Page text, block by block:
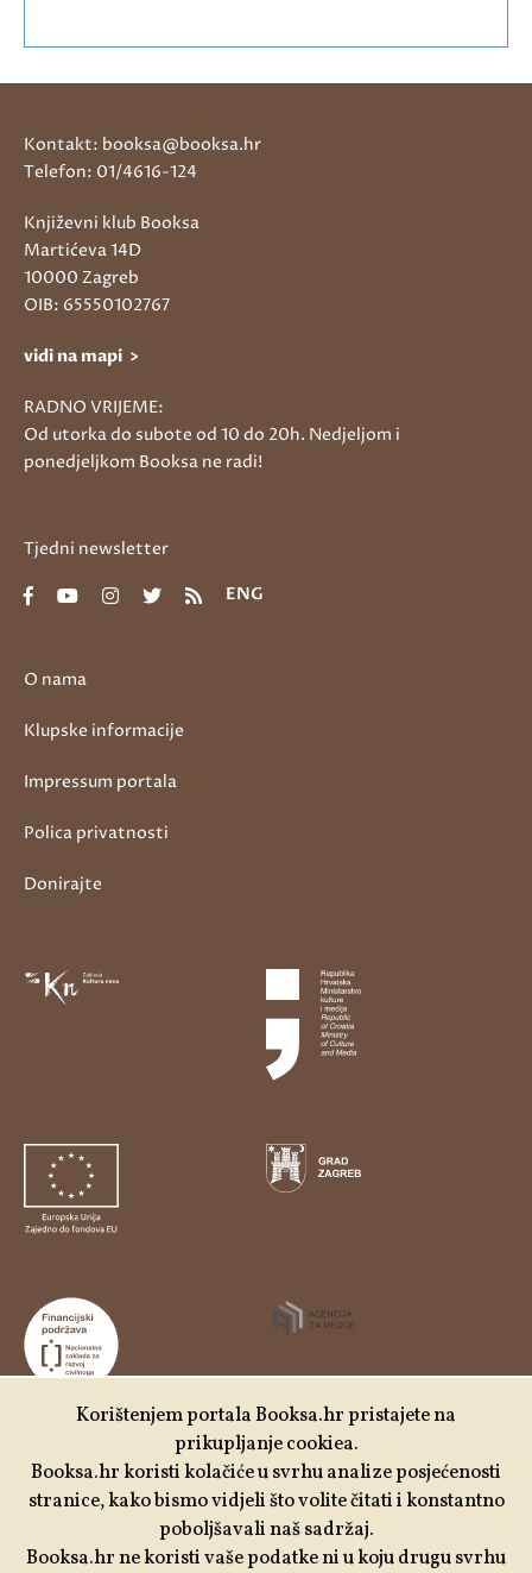
Udruga Kulturtreger je korisnik institucionalne podrške
Nacionalne zaklade za razvoj civilnoga društva za
stabilizaciju i/ili razvoj udruge u području demokratizacije i
društvenog razvoja.
O nama
Klupske informacije
Impressum portala
Polica privatnosti
Donirajte
Kontakt: booksa@booksa.hr
Telefon: 01/4616-124
Književni klub Booksa
Martićeva 14D
10000 Zagreb
OIB: 65550102767
vidi na mapi >
RADNO VRIJEME:
Od utorka do subote od 10 do 20h. Nedjeljom i
ponedjeljkom Booksa ne radi!
Tjedni newsletter
ENG
Korištenjem portala Booksa.hr pristajete na
prikupljanje cookiea.
Booksa.hr koristi kolačiće u svrhu analize posjećenosti
stranice, kako bismo vidjeli što volite čitati i konstantno
poboljšavali naš sadržaj.
Booksa.hr ne koristi vaše podatke ni u koju drugu svrhu